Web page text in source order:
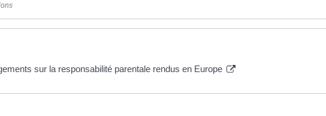
sur la responsabilité parentale rendus en Europe